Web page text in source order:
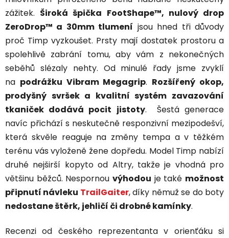
zážitek. Široká špička FootShape™, nulový drop
ZeroDrop™ a 30mm tlumení jsou hned tři důvody
proč Timp vyzkoušet. Prsty mají dostatek prostoru a
spolehlivě zabrání tomu, aby vám z nekonečných
seběhů slézaly nehty. Od minulé řady jsme zvyklí
na podrážku Vibram Megagrip. Rozšířený okop,
prodyšný svršek a kvalitní systém zavazování
tkaniček dodává pocit jistoty. Šestá generace
navíc přichází s neskutečně responzivní mezipodešví,
která skvěle reaguje na změny tempa a v těžkém
terénu vás vyloženě žene dopředu. Model Timp nabízí
druhé nejširší kopyto od Altry, takže je vhodná pro
většinu běžců. Nespornou výhodou je také možnost
připnutí návleku TrailGaiter, díky němuž se do boty
nedostane štěrk, jehličí či drobné kamínky.
Recenzi od českého reprezentanta v orienťáku si